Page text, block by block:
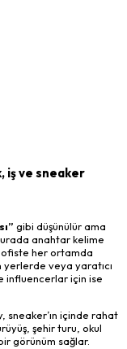
iş ve sneaker
gibi düşünülür ama
anahtar kelime
her ortamda
veya yaratıcı
influencerlar için ise
sneaker’ın içinde rahat
şehir turu, okul
görünüm sağlar.